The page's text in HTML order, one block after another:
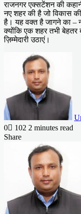
राजनगर एक्सटेंशन की
नए शहर की है जो विकास
है। यह वक्त है जागने का –
क्योंकि एक शहर तभी
ज़िम्मेदारी उठाएं।
0
102 2 minutes read
Facebook
X
LinkedIn
Messenger
Messenger
WhatsApp
Telegram
Share
Messenger
Messenger
WhatsApp